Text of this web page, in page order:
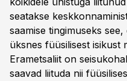
seatakse
saamise tingimuseks
üksnes füüsilisest isikust
Erametsaliit on
saavad liituda nii